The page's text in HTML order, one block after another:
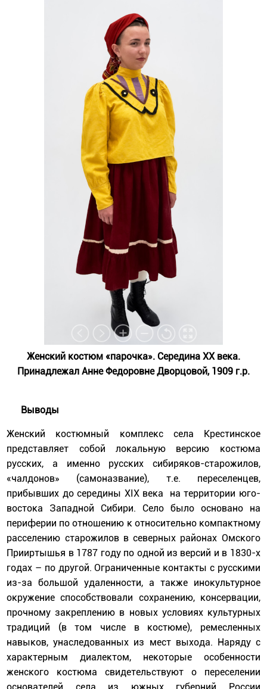
Женский костюм «парочка». Середина ХХ века.
Принадлежал Анне Федоровне Дворцовой, 1909 г.р.
Выводы
Женский костюмный комплекс села Крестинское
представляет собой локальную версию костюма
русских, а именно русских сибиряков-старожилов,
«чалдонов» (самоназвание), т.е. переселенцев,
прибывших до середины ХIХ века на территории юго-
востока Западной Сибири. Село было основано на
периферии по отношению к относительно компактному
расселению старожилов в северных районах Омского
Прииртышья в 1787 году по одной из версий и в 1830-х
годах – по другой. Ограниченные контакты с русскими
из-за большой удаленности, а также инокультурное
окружение способствовали сохранению, консервации,
прочному закреплению в новых условиях культурных
традиций (в том числе в костюме), ремесленных
навыков, унаследованных из мест выхода. Наряду с
характерным диалектом, некоторые особенности
женского костюма свидетельствуют о переселении